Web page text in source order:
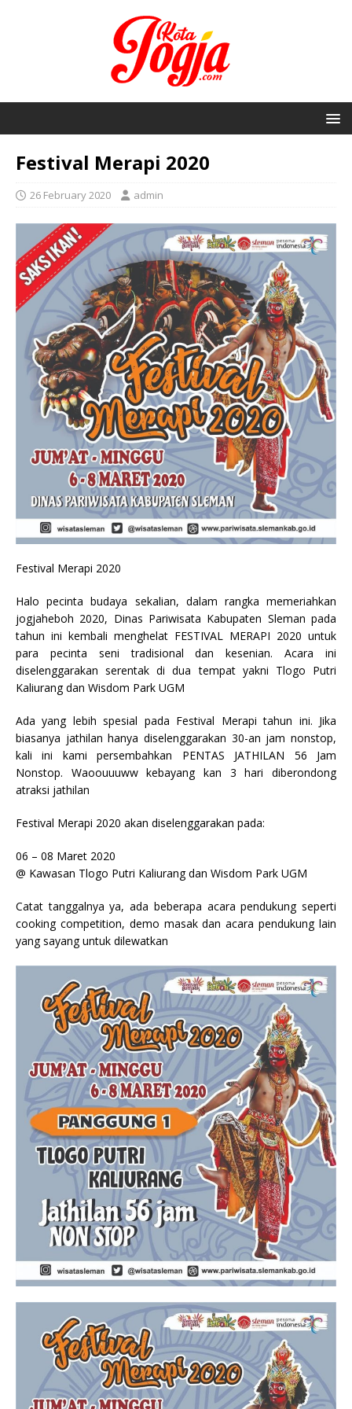
Festival Merapi 2020
26 February 2020 admin
Festival Merapi 2020
Halo pecinta budaya sekalian, dalam rangka memeriahkan
jogjaheboh 2020, Dinas Pariwisata Kabupaten Sleman pada
tahun ini kembali menghelat FESTIVAL MERAPI 2020 untuk
para pecinta seni tradisional dan kesenian. Acara ini
diselenggarakan serentak di dua tempat yakni Tlogo Putri
Kaliurang dan Wisdom Park UGM
Ada yang lebih spesial pada Festival Merapi tahun ini. Jika
biasanya jathilan hanya diselenggarakan 30-an jam nonstop,
kali ini kami persembahkan PENTAS JATHILAN 56 Jam
Nonstop. Waoouuuww kebayang kan 3 hari diberondong
atraksi jathilan
Festival Merapi 2020 akan diselenggarakan pada:
06 – 08 Maret 2020
@ Kawasan Tlogo Putri Kaliurang dan Wisdom Park UGM
Catat tanggalnya ya, ada beberapa acara pendukung seperti
cooking competition, demo masak dan acara pendukung lain
yang sayang untuk dilewatkan